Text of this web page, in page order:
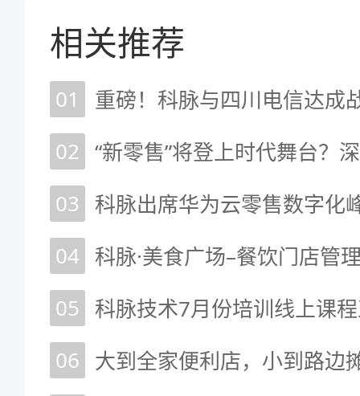
相关推荐
01
重磅！科脉与四川电信达成
02
03
科脉出席华为云零售数字化
04 科脉·美食广场–餐饮门店管
05
科脉技术7月份培训线上课
06 大到全家便利店，小到路边